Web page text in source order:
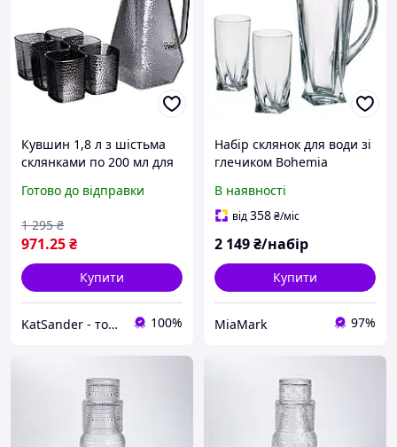
Кувшин 1,8 л з шістьма
склянками по 200 мл для
лимонаду, сірий
Готово до відправки
971.25₴
1 295 ₴
Купити
KatSander - товари для затишку та комфорту 100%
Набір склянок для води зі
глечиком Bohemia
В наявності
від358₴/міс
2 149₴/набір
Купити
MiaMark 97%